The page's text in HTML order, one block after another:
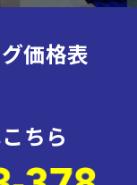
価格表
ちら